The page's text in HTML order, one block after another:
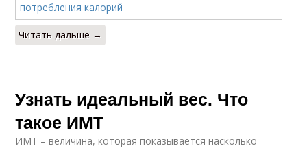
Читать дальше →
Узнать идеальный вес. Что
такое ИМТ
ИМТ – величина, которая показывается насколько